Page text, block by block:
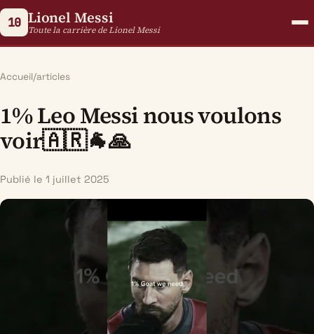
10 Lionel Messi
Toute la carrière de Lionel Messi
Accueil/articles
1% Leo Messi nous voulons
voir🇦🇷🐐🙏
Publié le 1 juillet 2025